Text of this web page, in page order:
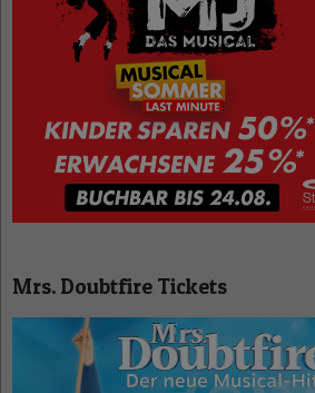
Mrs. Doubtfire Tickets